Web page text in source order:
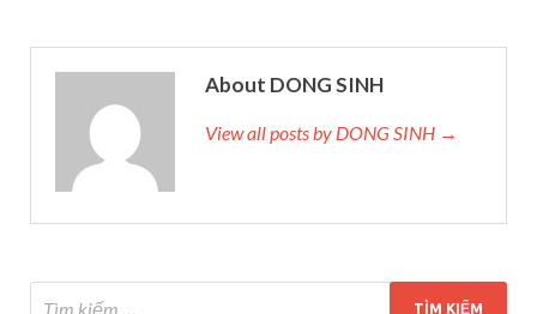
About DONG SINH
View all posts by DONG SINH →